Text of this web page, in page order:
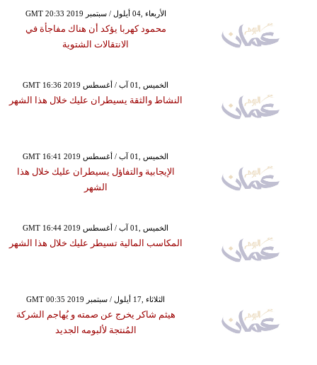
GMT 20:33 2019 الأربعاء ,04 أيلول / سبتمبر
محمود كهربا يؤكد أن هناك مفاجأة في
الانتقالات الشتوية
GMT 16:36 2019 الخميس ,01 آب / أغسطس
النشاط والثقة يسيطران عليك خلال هذا الشهر
GMT 16:41 2019 الخميس ,01 آب / أغسطس
الإيجابية والتفاؤل يسيطران عليك خلال هذا
الشهر
GMT 16:44 2019 الخميس ,01 آب / أغسطس
المكاسب المالية تسيطر عليك خلال هذا الشهر
GMT 00:35 2019 الثلاثاء ,17 أيلول / سبتمبر
هيثم شاكر يخرج عن صمته و يُهاجم الشركة
المُنتجة لألبومه الجديد